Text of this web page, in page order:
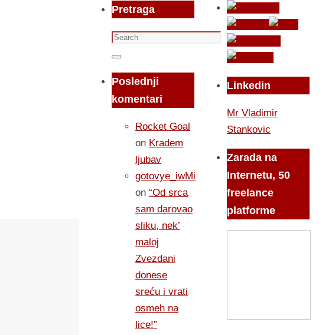
Pretraga
Search
for:
Search
Poslednji
komentari
Rocket Goal
on Kradem
ljubav
gotovye_iwMi
on “Od srca
sam darovao
sliku, nek’
maloj
Zvezdani
donese
sreću i vrati
osmeh na
lice!”
Linkedin
Mr Vladimir
Stankovic
Zarada na
Internetu, 50
freelance
platforme